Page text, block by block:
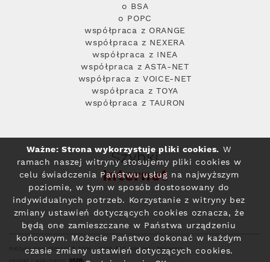
o BSA
o POPC
współpraca z ORANGE
współpraca z NEXERA
współpraca z INEA
współpraca z ASTA-NET
współpraca z VOICE-NET
współpraca z TOYA
współpraca z TAURON
Szybki
Internet
Polityka prywatności© 2004 - 2026 RFC Internet i Telewizja
Ważne: Strona wykorzystuje pliki cookies. W
ramach naszej witryny stosujemy pliki cookies w
celu świadczenia Państwu usług na najwyższym
poziomie, w tym w sposób dostosowany do
indywidualnych potrzeb. Korzystanie z witryny bez
zmiany ustawień dotyczących cookies oznacza, że
będą one zamieszczane w Państwa urządzeniu
końcowym. Możecie Państwo dokonać w każdym
czasie zmiany ustawień dotyczących cookies.